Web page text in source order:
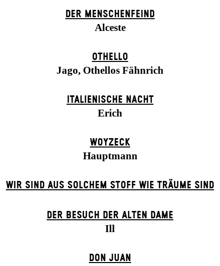
DER MENSCHENFEIND
Alceste
OTHELLO
Jago, Othellos Fähnrich
ITALIENISCHE NACHT
Erich
WOYZECK
Hauptmann
WIR SIND AUS SOLCHEM STOFF WIE TRÄUME SIND
DER BE­SUCH DER ALT­EN DA­ME
Ill
DON JUAN